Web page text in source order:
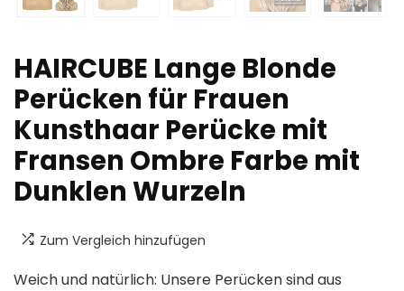
HAIRCUBE Lange Blonde
Perücken für Frauen
Kunsthaar Perücke mit
Fransen Ombre Farbe mit
Dunklen Wurzeln
Zum Vergleich hinzufügen
Weich und natürlich: Unsere Perücken sind aus